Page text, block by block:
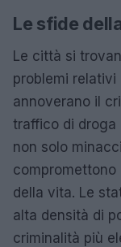
Le sfide
Le città si
problemi relativi
annoverano il
traffico di droga
non solo
compromettono
della vita. Le
alta densità di
criminalità più